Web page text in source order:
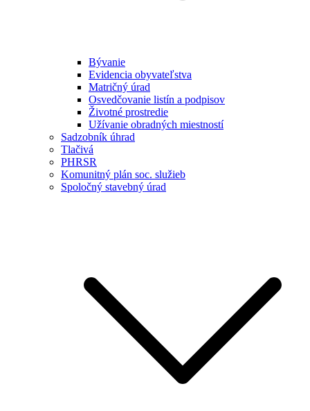
Bývanie
Evidencia obyvateľstva
Matričný úrad
Osvedčovanie listín a podpisov
Životné prostredie
Užívanie obradných miestností
Sadzobník úhrad
Tlačivá
PHRSR
Komunitný plán soc. služieb
Spoločný stavebný úrad